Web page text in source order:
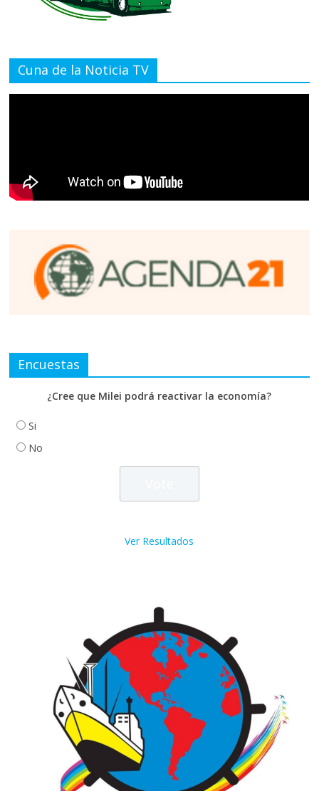
Cuna de la Noticia TV
Encuestas
¿Cree que Milei podrá reactivar la economía?
Si
No
Ver Resultados